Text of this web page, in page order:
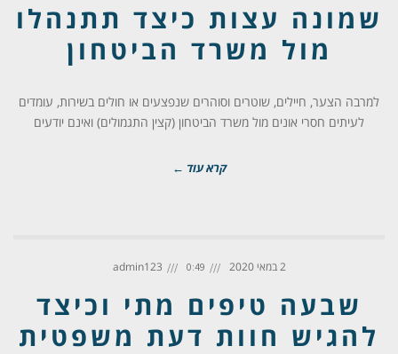
שמונה עצות כיצד תתנהלו
מול משרד הביטחון
למרבה הצער, חיילים, שוטרים וסוהרים שנפצעים או חולים בשירות, עומדים
לעיתים חסרי אונים מול משרד הביטחון (קצין התגמולים) ואינם יודעים
קרא עוד ←
2 במאי 2020 0:49
admin123
שבעה טיפים מתי וכיצד
להגיש חוות דעת משפטית